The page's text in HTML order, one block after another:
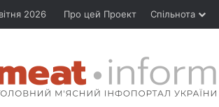
2026 Про цей Проект Спільнота